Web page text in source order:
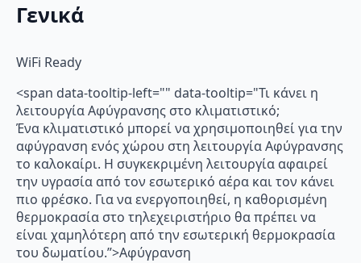
Γενικά
WiFi Ready
<span data-tooltip-left="" data-tooltip="Τι κάνει η
λειτουργία Αφύγρανσης στο κλιματιστικό;
Ένα κλιματιστικό μπορεί να χρησιμοποιηθεί για την
αφύγρανση ενός χώρου στη λειτουργία Αφύγρανσης
το καλοκαίρι. Η συγκεκριμένη λειτουργία αφαιρεί
την υγρασία από τον εσωτερικό αέρα και τον κάνει
πιο φρέσκο. Για να ενεργοποιηθεί, η καθορισμένη
θερμοκρασία στο τηλεχειριστήριο θα πρέπει να
είναι χαμηλότερη από την εσωτερική θερμοκρασία
του δωματίου.”>Αφύγρανση